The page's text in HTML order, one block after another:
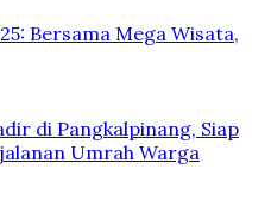
Bersama Mega Wisata,
di Pangkalpinang, Siap
Umrah Warga